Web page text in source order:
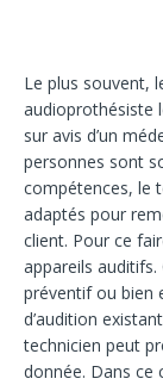
Le plus souvent,
audioprothésiste
sur avis d’un
personnes sont
compétences, le
adaptés pour
client. Pour ce
appareils
préventif ou bien
d’audition
technicien peut
donnée. Dans ce